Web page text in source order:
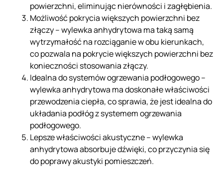
powierzchni, eliminując nierówności i zagłębienia.
Możliwość pokrycia większych powierzchni bez
złączy – wylewka anhydrytowa ma taką samą
wytrzymałość na rozciąganie w obu kierunkach,
co pozwala na pokrycie większych powierzchni bez
konieczności stosowania złączy.
Idealna do systemów ogrzewania podłogowego –
wylewka anhydrytowa ma doskonałe właściwości
przewodzenia ciepła, co sprawia, że jest idealna do
układania podłóg z systemem ogrzewania
podłogowego.
Lepsze właściwości akustyczne – wylewka
anhydrytowa absorbuje dźwięki, co przyczynia się
do poprawy akustyki pomieszczeń.